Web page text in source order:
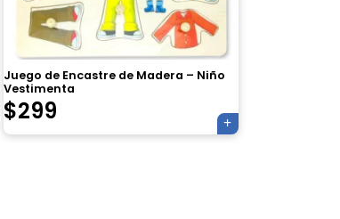
Juego de Encastre de Madera – Niño
Vestimenta
$299